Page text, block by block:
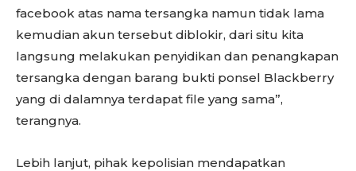
facebook atas nama tersangka namun tidak lama
kemudian akun tersebut diblokir, dari situ kita
langsung melakukan penyidikan dan penangkapan
tersangka dengan barang bukti ponsel Blackberry
yang di dalamnya terdapat file yang sama”,
terangnya.
Lebih lanjut, pihak kepolisian mendapatkan